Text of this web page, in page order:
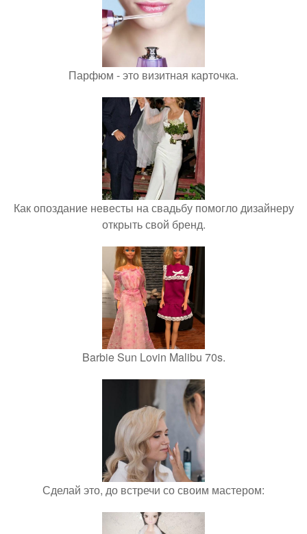
Парфюм - это визитная карточка.
Как опоздание невесты на свадьбу помогло дизайнеру
открыть свой бренд.
Barbie Sun Lovin Malibu 70s.
Сделай это, до встречи со своим мастером: